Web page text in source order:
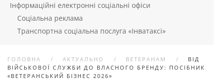
Інформаційні електронні соціальні офіси
Соціальна реклама
Транспортна соціальна послуга «Інватаксі»
ГОЛОВНА АКТУАЛЬНО ВЕТЕРАНАМ
ВІД
ВІЙСЬКОВОЇ СЛУЖБИ ДО ВЛАСНОГО БРЕНДУ: ПОСІБНИК
«ВЕТЕРАНСЬКИЙ БІЗНЕС 2026»